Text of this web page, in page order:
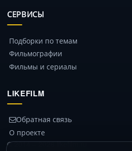
СЕРВИСЫ
Подборки по темам
Фильмографии
Фильмы и сериалы
LIKEFILM
Обратная связь
О проекте
© 2014 – 2026 likefilm.ru